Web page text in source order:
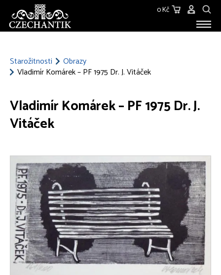
0 Kč
Starožitnosti
Obrazy
Vladimír Komárek – PF 1975 Dr. J. Vitáček
Vladimír Komárek – PF 1975 Dr. J.
Vitáček